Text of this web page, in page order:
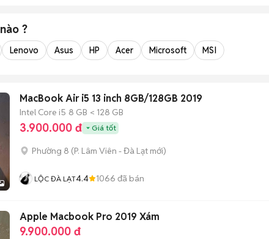
nào ?
Lenovo Asus HP Acer Microsoft MSI
MacBook Air i5 13 inch 8GB/128GB 2019
Intel Core i5 8 GB < 128 GB
3.900.000 đ Giá tốt
Phường 8 (P. Lâm Viên - Đà Lạt mới)
LỘC ĐÀ LẠT4.4 1066 đã bán
Apple Macbook Pro 2019 Xám
9.900.000 đ